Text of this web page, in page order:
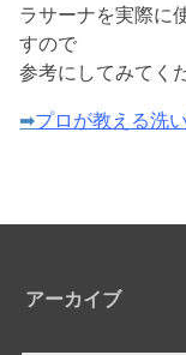
ラサーナを実際に
すので
参考にしてみてく
➡プロが教える洗
アーカイブ